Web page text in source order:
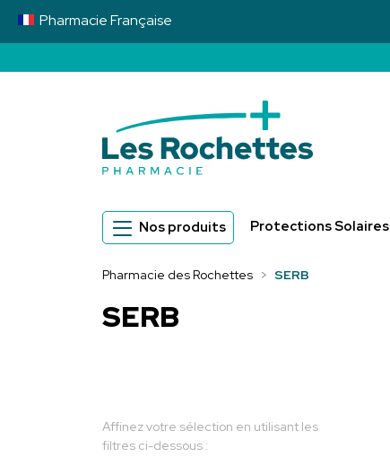
PharmacieFrançaise
Nos produits Protections Solaires
Pharmacie des Rochettes SERB
SERB
Affinez votre sélection en utilisant les
filtres ci-dessous :